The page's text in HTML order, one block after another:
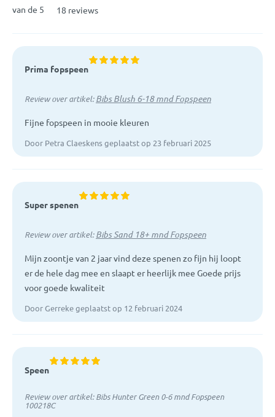
van de 5 18 reviews
Prima fopspeen
Review over artikel:Bibs Blush 6-18 mnd Fopspeen
Fijne fopspeen in mooie kleuren
Door Petra Claeskens geplaatst op 23 februari 2025
Super spenen
Review over artikel:Bibs Sand 18+ mnd Fopspeen
Mijn zoontje van 2 jaar vind deze spenen zo fijn hij loopt
er de hele dag mee en slaapt er heerlijk mee Goede prijs
voor goede kwaliteit
Door Gerreke geplaatst op 12 februari 2024
Speen
Review over artikel:Bibs Hunter Green 0-6 mnd Fopspeen
100218C